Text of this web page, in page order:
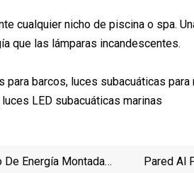
cualquier nicho de piscina o spa.
que las lámparas incandescentes.
barcos, luces subacuáticas
LED subacuáticas marinas
De Energía Montada
Pared Al